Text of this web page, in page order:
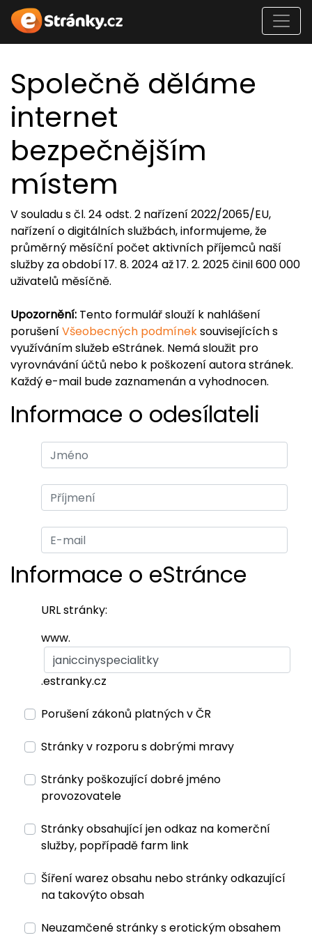
Společně děláme
internet
bezpečnějším
místem
V souladu s čl. 24 odst. 2 nařízení 2022/2065/EU,
nařízení o digitálních službách, informujeme, že
průměrný měsíční počet aktivních příjemců naší
služby za období 17. 8. 2024 až 17. 2. 2025 činil 600 000
uživatelů měsíčně.
Upozornění: Tento formulář slouží k nahlášení
porušeníVšeobecných podmíneksouvisejících s
využíváním služeb eStránek. Nemá sloužit pro
vyrovnávání účtů nebo k poškození autora stránek.
Každý e-mail bude zaznamenán a vyhodnocen.
Informace o odesílateli
Informace o eStránce
URL stránky:
www.
.estranky.cz
Porušení zákonů platných v ČR
Stránky v rozporu s dobrými mravy
Stránky poškozující dobré jméno
provozovatele
Stránky obsahující jen odkaz na komerční
služby, popřípadě farm link
Šíření warez obsahu nebo stránky odkazující
na takovýto obsah
Neuzamčené stránky s erotickým obsahem